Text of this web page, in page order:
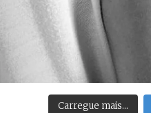
Carregue mais…